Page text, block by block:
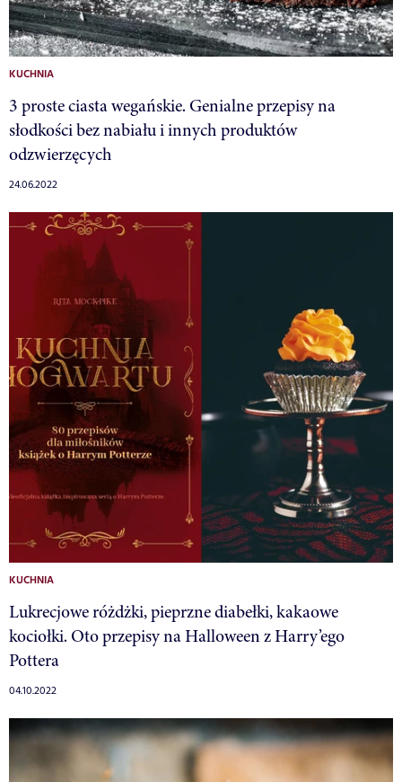
KUCHNIA
3 proste ciasta wegańskie. Genialne przepisy na
słodkości bez nabiału i innych produktów
odzwierzęcych
24.06.2022
KUCHNIA
Lukrecjowe różdżki, pieprzne diabełki, kakaowe
kociołki. Oto przepisy na Halloween z Harry’ego
Pottera
04.10.2022